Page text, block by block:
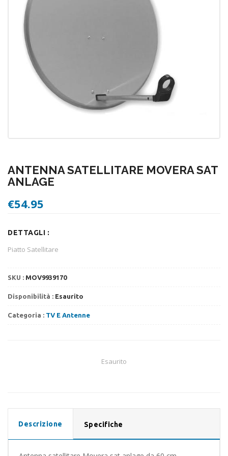
ANTENNA SATELLITARE MOVERA SAT
ANLAGE
€54.95
DETTAGLI :
Piatto Satellitare
SKU : MOV9939170
Disponibilità : Esaurito
Categoria : TV E Antenne
Esaurito
Descrizione Specifiche